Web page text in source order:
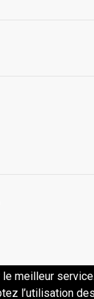
meilleur
l’utilisation